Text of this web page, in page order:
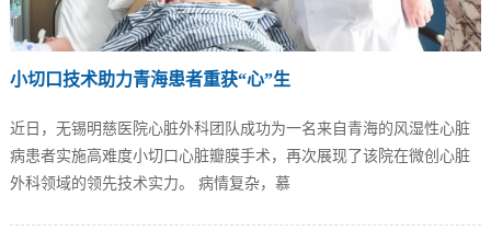
小切口技术助力青海患者重获“心”生
近日，无锡明慈医院心脏外科团队成功为一名来自青海的风湿性心脏
病患者实施高难度小切口心脏瓣膜手术，再次展现了该院在微创心脏
外科领域的领先技术实力。 病情复杂，慕